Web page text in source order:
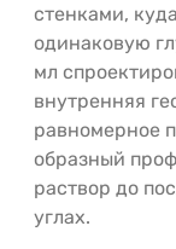
стенками,
одинаковую
мл
внутренняя
равномерное
образный
раствор до
углах.